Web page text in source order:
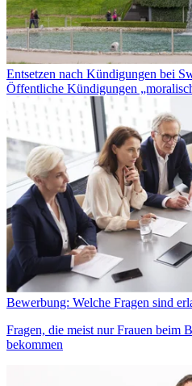
Entsetzen nach Kündigungen bei
Öffentliche Kündigungen
Bewerbung: Welche Fragen sind
Fragen, die meist nur Frauen beim
bekommen